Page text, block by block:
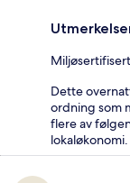
Dette
ordning som
flere av
lokaløkonomi.